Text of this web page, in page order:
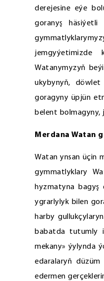
derejesine eýe
goranyş häsiýetli
jemgyýetimizde
Watanymyzyň
ukybynyň, döwlet
goragyny üpjün
belent bolmagyny,
Merdana Watan
Watan ynsan üçin
gymmatlyklary
hyzmatyna bagyş
ygrarlylyk bilen
harby
babatda tutumly
mekany» ýylynda
edaralaryň
edermen